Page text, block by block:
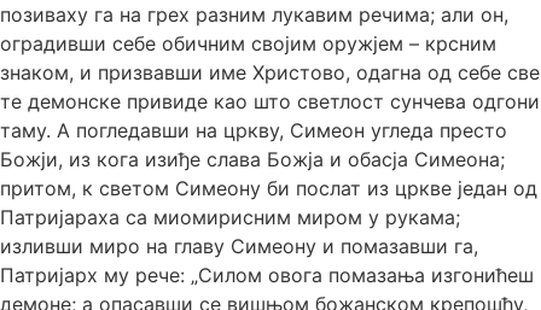
позиваху га на грех разним лукавим речима; али он,
оградивши себе обичним својим оружјем – крсним
знаком, и призвавши име Христово, одагна од себе све
те демонске привиде као што светлост сунчева одгони
таму. А погледавши на цркву, Симеон угледа престо
Божји, из кога изиђе слава Божја и обасја Симеона;
притом, к светом Симеону би послат из цркве један од
Патријараха са миомирисним миром у рукама;
изливши миро на главу Симеону и помазавши га,
Патријарх му рече: „Силом овога помазања изгонићеш
демоне; а опасавши се вишњом божанском крепошћу,